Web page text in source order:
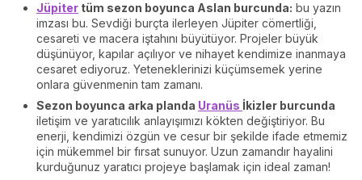
Jüpiter tüm sezon boyunca Aslan burcunda: bu yazın
imzası bu. Sevdiği burçta ilerleyen Jüpiter cömertliği,
cesareti ve macera iştahını büyütüyor. Projeler büyük
düşünüyor, kapılar açılıyor ve nihayet kendimize inanmaya
cesaret ediyoruz. Yeteneklerinizi küçümsemek yerine
onlara güvenmenin tam zamanı.
Sezon boyunca arka planda Uranüs İkizler burcunda
iletişim ve yaratıcılık anlayışımızı kökten değiştiriyor. Bu
enerji, kendimizi özgün ve cesur bir şekilde ifade etmemiz
için mükemmel bir fırsat sunuyor. Uzun zamandır hayalini
kurduğunuz yaratıcı projeye başlamak için ideal zaman!